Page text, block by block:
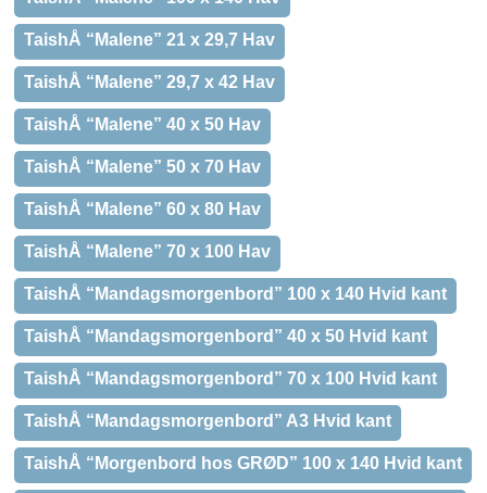
TaishÅ “Malene” 21 x 29,7 Hav
TaishÅ “Malene” 29,7 x 42 Hav
TaishÅ “Malene” 40 x 50 Hav
TaishÅ “Malene” 50 x 70 Hav
TaishÅ “Malene” 60 x 80 Hav
TaishÅ “Malene” 70 x 100 Hav
TaishÅ “Mandagsmorgenbord” 100 x 140 Hvid kant
TaishÅ “Mandagsmorgenbord” 40 x 50 Hvid kant
TaishÅ “Mandagsmorgenbord” 70 x 100 Hvid kant
TaishÅ “Mandagsmorgenbord” A3 Hvid kant
TaishÅ “Morgenbord hos GRØD” 100 x 140 Hvid kant